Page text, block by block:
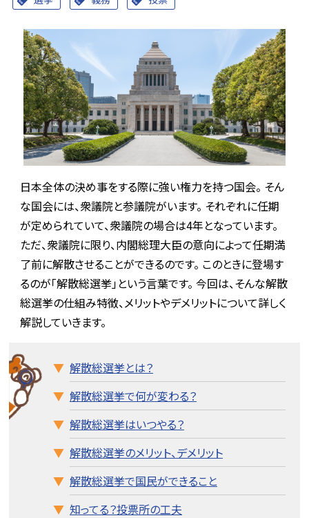
日本全体の決め事をする際に強い権力を持つ国会。 そん
な国会には、衆議院と参議院がいます。 それぞれに任期
が定められていて、衆議院の場合は4年となっています。
ただ、衆議院に限り、内閣総理大臣の意向によって任期満
了前に解散させることができるのです。 このときに登場す
るのが「解散総選挙」という言葉です。 今回は、そんな解散
総選挙の仕組み特徴、メリットやデメリットについて詳しく
解説していきます。
解散総選挙とは？
解散総選挙で何が変わる？
解散総選挙はいつやる？
解散総選挙のメリット、デメリット
解散総選挙で国民ができること
知ってる？投票所の工夫